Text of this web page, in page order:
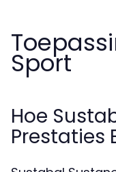
Sport
Hoe
Prestaties